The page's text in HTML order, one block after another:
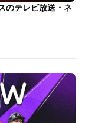
のテレビ放送・ネ